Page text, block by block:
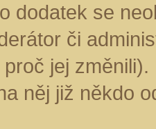
dodatek se
či
jej
něj již někdo